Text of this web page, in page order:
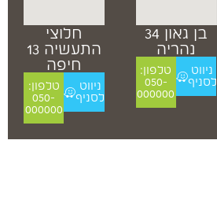
בן גאון 34
נהריה
ניווט
לסניף
טלפון:
050-
000000
חלוצי
התעשיה 13
חיפה
ניווט
לסניף
טלפון:
050-
000000